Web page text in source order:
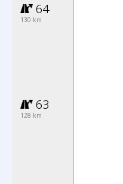
64
130 km
63
128 km